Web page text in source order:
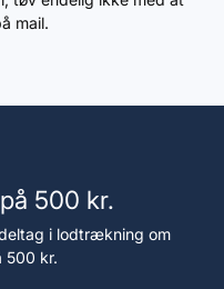
mail.
500 kr.
i lodtrækning om
500 kr.